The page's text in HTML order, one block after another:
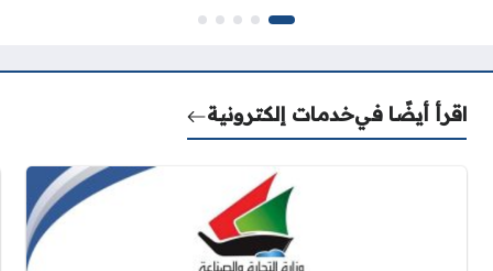
اقرأ أيضًا فيخدمات إلكترونية